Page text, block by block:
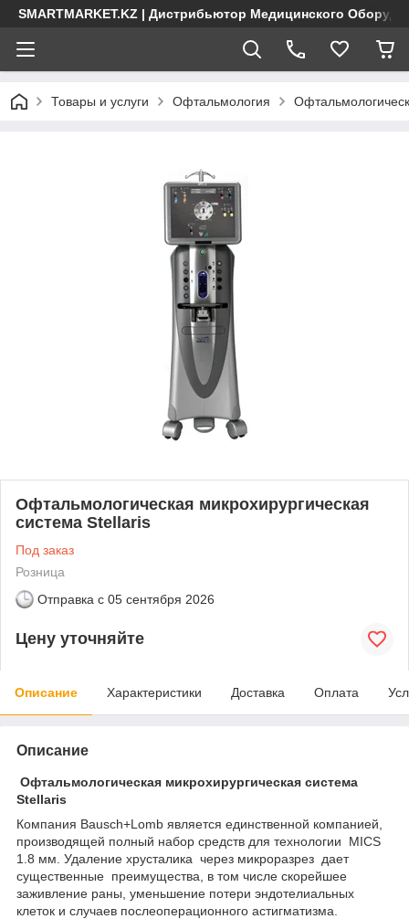
SMARTMARKET.KZ | Дистрибьютор Медицинского
Товары и услуги Офтальмология
Офтальмологическая микрохирургическая
система Stellaris
Под заказ
Розница
Отправка с 05 сентября 2026
Цену уточняйте
Описание Характеристики Доставка Оплата
Описание
Офтальмологическая микрохирургическая система
Stellaris
Компания Bausch+Lomb является единственной компанией,
производящей полный набор средств для технологии MICS
1.8 мм. Удаление хрусталика через микроразрез дает
существенные преимущества, в том числе скорейшее
заживление раны, уменьшение потери эндотелиальных
клеток и случаев послеоперационного астигматизма.